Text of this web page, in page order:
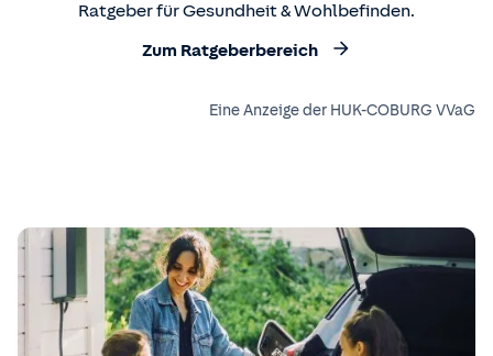
Ratgeber für Gesundheit & Wohlbefinden.
Zum Ratgeberbereich
Eine Anzeige der HUK-COBURG VVaG